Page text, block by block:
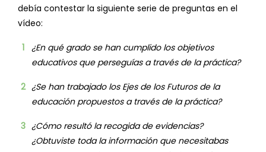
debía contestar la siguiente serie de preguntas en el
vídeo:
¿En qué grado se han cumplido los objetivos
educativos que perseguías a través de la práctica?
¿Se han trabajado los Ejes de los Futuros de la
educación propuestos a través de la práctica?
¿Cómo resultó la recogida de evidencias?
¿Obtuviste toda la información que necesitabas